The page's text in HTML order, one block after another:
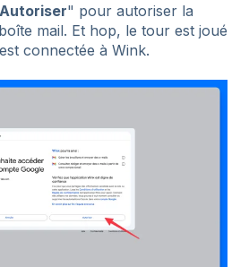
Autoriser" pour autoriser la
mail. Et hop, le tour est joué
connectée à Wink.